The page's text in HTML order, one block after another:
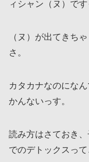
ィシャン（ヌ）です
（ヌ）が出てきち
さ。
カタカナなのにな
かんないっす。
読み方はさておき
でのデトックスって